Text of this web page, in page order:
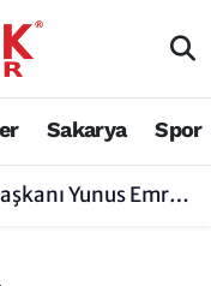
Sakarya Spor
Yaratan Açıklamaya Tepki